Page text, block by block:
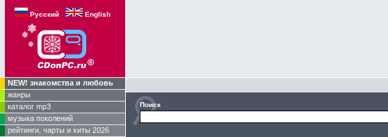
Русский English
NEW! знакомства и любовь
жанры
каталог mp3
музыка поколений
рейтинги, чарты и хиты 2026
Поиск